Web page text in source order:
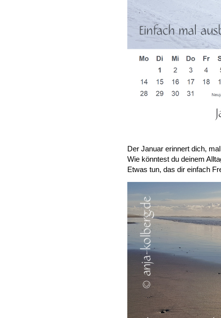
Der Januar erinnert dich,
Wie könntest du deinem
Etwas tun, das dir einfach